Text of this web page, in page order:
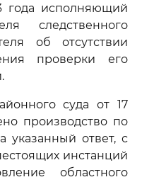
года исполняющий
следственного
об отсутствии
проверки его
суда от 17
производство по
ответ, с
инстанций
областного